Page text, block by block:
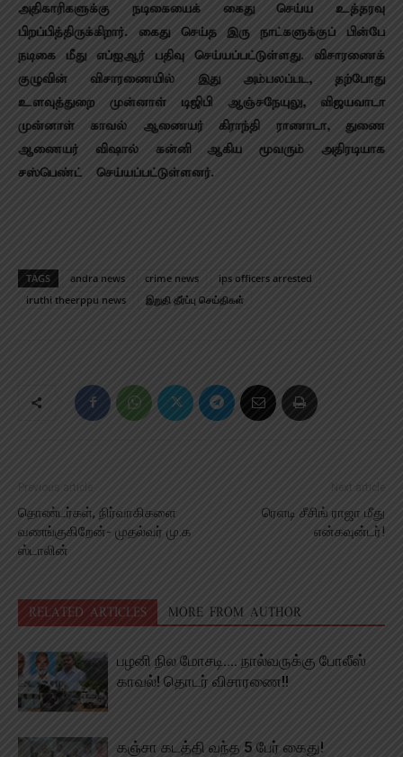
அதிகாரிகளுக்கு நடிகையைக் கைது செய்ய உத்தரவு
பிறப்பித்திருக்கிறார். கைது செய்த இரு நாட்களுக்குப் பின்பே
நடிகை மீது எப்ஐஆர் பதிவு செய்யப்பட்டுள்ளது. விசாரணைக்
குழுவின் விசாரணையில் இது அம்பலப்பட, தற்போது
உளவுத்துறை முன்னாள் டிஜிபி ஆஞ்சநேயுலு, விஜயவாடா
முன்னாள் காவல் ஆணையர் கிராந்தி ராணாடா, துணை
ஆணையர் விஷால் கன்னி ஆகிய மூவரும் அதிரடியாக
சஸ்பெண்ட் செய்யப்பட்டுள்ளனர்.
TAGS andra news crime news
ips officers arrested
iruthi theerppu news
இறுதி தீர்ப்பு செய்திகள்
Previous article
தொண்டர்கள், நிர்வாகிகளை
வணங்குகிறேன்- முதல்வர் மு.க
ஸ்டாலின்
Next article
ரெளடி சீசிங் ராஜா மீது
என்கவுன்டர்!
RELATED ARTICLES MORE FROM AUTHOR
பழனி நில மோசடி…. நால்வருக்கு போலீஸ்
காவல்! தொடர் விசாரணை!!
கஞ்சா கடத்தி வந்த 5 பேர் கைது!